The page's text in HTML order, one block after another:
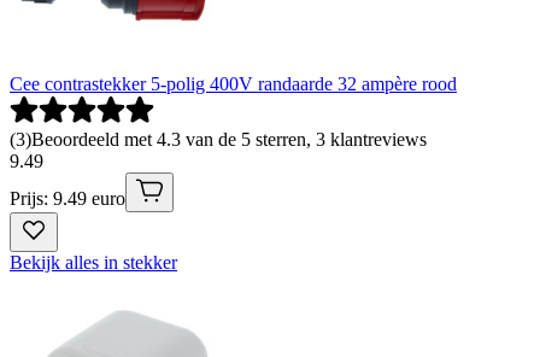
Cee contrastekker 5-polig 400V randaarde 32 ampère rood
(3)Beoordeeld met 4.3 van de 5 sterren, 3 klantreviews
9.49
Prijs: 9.49 euro
Bekijk alles in stekker